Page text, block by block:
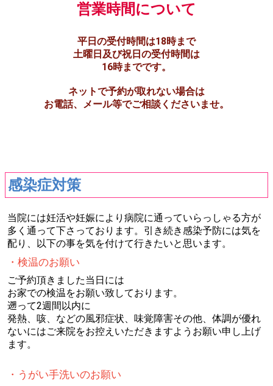
営業時間について
平日の受付時間は18時まで
土曜日及び祝日の受付時間は
16時までです。
ネットで予約が取れない場合は
お電話、メール等でご相談くださいませ。
感染症対策
当院には妊活や妊娠により病院に通っていらっしゃる方が
多く通って下さっております。引き続き感染予防には気を
配り、以下の事を気を付けて行きたいと思います。
・検温のお願い
ご予約頂きました当日には
お家での検温をお願い致しております。
遡って2週間以内に
発熱、咳、などの風邪症状、味覚障害その他、体調が優れ
ないにはご来院をお控えいただきますようお願い申し上げ
ます。
・うがい手洗いのお願い